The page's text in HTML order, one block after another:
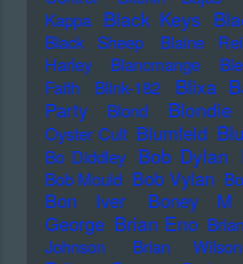
Kappa Black Keys
Black Sheep Blaine
Harley
Blancmange
Faith
Blink-182 Blixa
Party
Blond Blondie
Oyster Cult Blumfeld
Bo Diddley Bob Dylan
Bob Mould Bob Vylan
Bon Iver Boney M
George Brian Eno
Johnson
Brian Wilson